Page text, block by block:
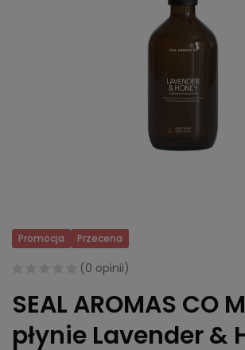
Promocja Przecena
(0 opinii)
SEAL AROMAS CO
płynie Lavender &